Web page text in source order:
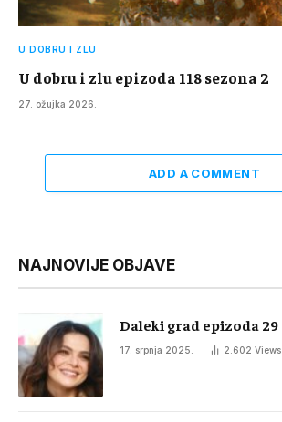
U DOBRU I ZLU
U dobru i zlu epizoda 118 sezona 2
27. ožujka 2026.
ADD A COMMENT
NAJNOVIJE OBJAVE
Daleki grad epizoda 29
17. srpnja 2025. 2.602 Views